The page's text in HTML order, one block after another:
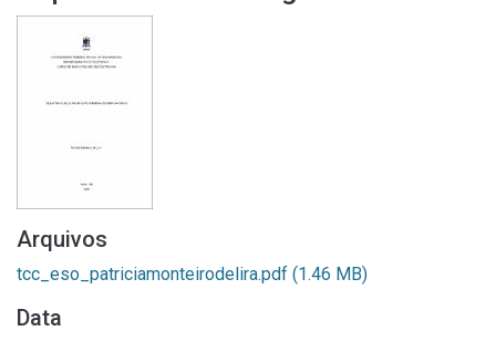
Arquivos
tcc_eso_patriciamonteirodelira.pdf (1.46 MB)
Data